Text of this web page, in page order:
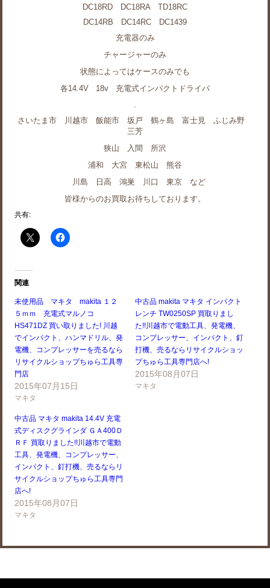
DC18RD DC18RA TD18RC
DC14RB DC14RC DC1439
充電器のみ
チャージャーのみ
状態によってはケースのみでも
各14.4V 18v 充電式インパクトドライバ
さいたま市 川越市 飯能市 坂戸 鶴ヶ島 富士見 ふじみ野
三芳
狭山 入間 所沢
浦和 大宮 東松山 熊谷
川島 日高 鴻巣 川口 東京 など
皆様からのお買取お待ちしております。
共有:
関連
未使用品 マキタ makita １２
５ｍｍ 充電式マルノコ
HS471DZ 買い取りました! 川越
でインパクト、ハンマドリル、発
電機、コンプレッサーを売るなら
リサイクルショップちゅら工具専
門店
2015年07月15日
マキタ
中古品 makita マキタ インパクト
レンチ TW0250SP 買取りまし
た!!川越市で電動工具、発電機、
コンプレッサー、インパクト、釘
打機、売るならリサイクルショッ
プちゅら工具専門店へ!
2015年08月07日
マキタ
中古品 マキタ makita 14.4V 充電
式ディスクグラインダ ＧＡ400Ｄ
ＲＦ 買取りました!!川越市で電動
工具、発電機、コンプレッサー、
インパクト、釘打機、売るならリ
サイクルショップちゅら工具専門
店へ!
2015年08月07日
マキタ